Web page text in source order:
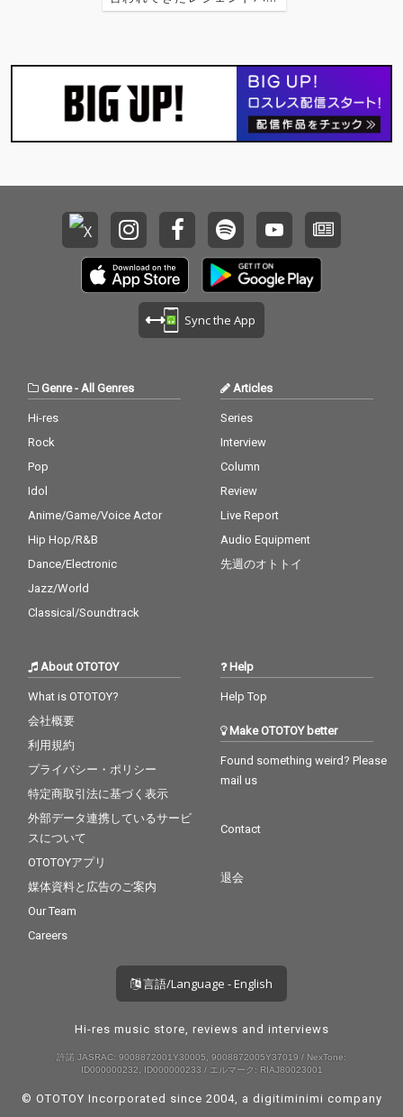
ド、ムーンライダーズ。 2011年
ントを開催する。 昨年12月の、
かしぶち哲郎七回忌。ムーンラ
イダーズ、そして彼らとの関わ
りが深いミュージシャ
Sync the App
Genre-All Genres
Hi-res
Rock
Pop
Idol
Anime/Game/Voice Actor
Hip Hop/R&B
Dance/Electronic
Jazz/World
Classical/Soundtrack
Articles
Series
Interview
Column
Review
Live Report
Audio Equipment
先週のオトトイ
About OTOTOY
What is OTOTOY?
会社概要
利用規約
プライバシー・ポリシー
特定商取引法に基づく表示
外部データ連携しているサービ
スについて
OTOTOYアプリ
媒体資料と広告のご案内
Our Team
Careers
Help
Help Top
Make OTOTOY better
Found something weird? Please
mail us
Contact
退会
言語/Language - English
Hi-res music store, reviews and interviews
許諾 JASRAC: 9008872001Y30005, 9008872005Y37019 / NexTone:
ID000000232, ID000000233 / エルマーク: RIAJ80023001
© OTOTOY Incorporated since 2004, a digitiminimi company